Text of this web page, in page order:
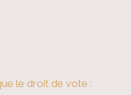
le droit de vote :